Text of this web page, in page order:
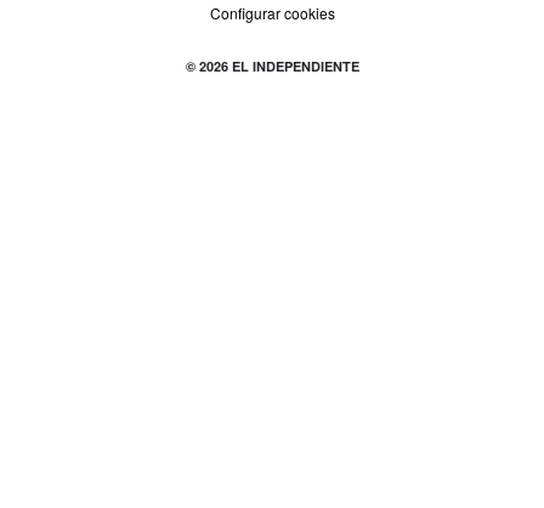
Configurar cookies
© 2026 EL INDEPENDIENTE